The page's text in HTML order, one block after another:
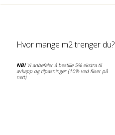
Hvor mange m2 trenger du?
NB!Vi anbefaler å bestille 5% ekstra til
avkapp og tilpasninger (10% ved fliser på
nett)